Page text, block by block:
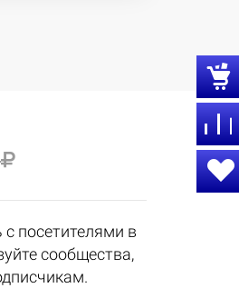
посетителями в
сообщества,